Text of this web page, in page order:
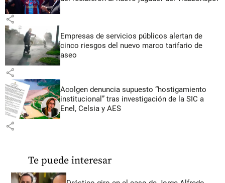
share
Empresas de servicios públicos alertan de
cinco riesgos del nuevo marco tarifario de
aseo
share
Acolgen denuncia supuesto “hostigamiento
institucional” tras investigación de la SIC a
Enel, Celsia y AES
share
Te puede interesar